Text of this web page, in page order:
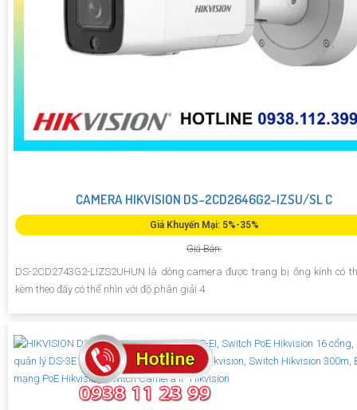
CAMERA HIKVISION DS-2CD2646G2-IZSU/SL C
Giá Khuyến Mại: 5%-35%
Giá Bán:
DS-2CD2743G2-LIZS2UHUN là dòng camera được trang bị ống kính có
kèm theo đấy có thể nhìn với độ phân giải 4